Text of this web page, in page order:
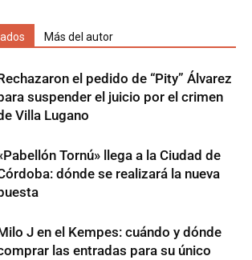
Más del autor
el pedido de “Pity” Álvarez
suspender el juicio por el crimen
Villa Lugano
Tornú» llega a la Ciudad de
dónde se realizará la nueva
J en el Kempes: cuándo y dónde
las entradas para su único